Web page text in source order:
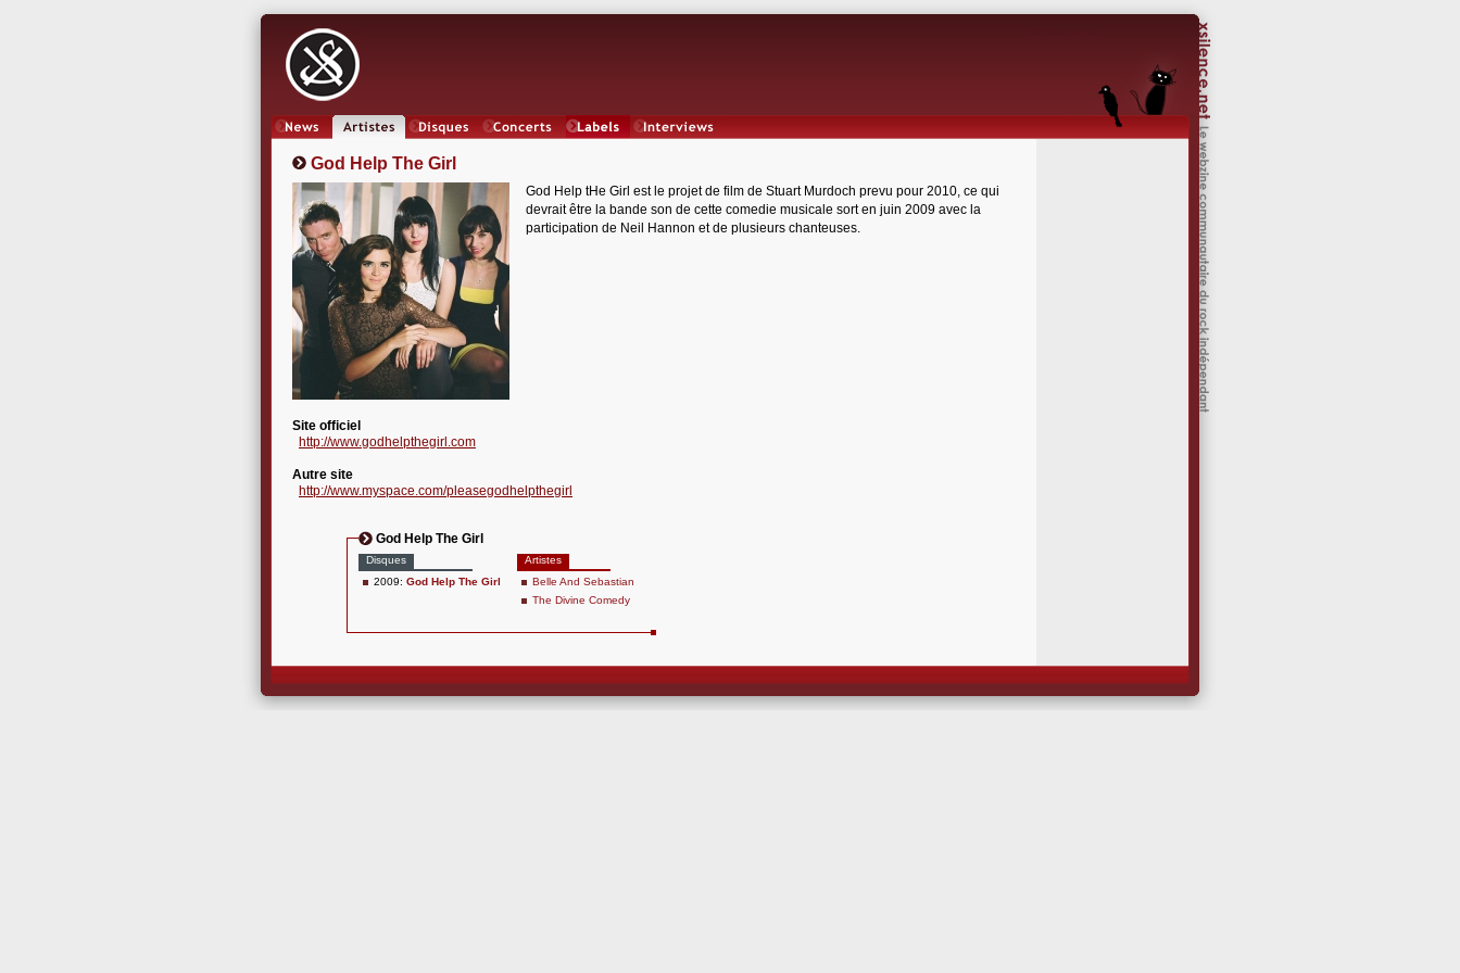
God Help The Girl
God Help tHe Girl est le projet de film de Stuart Murdoch prevu pour 2010, ce qui
devrait être la bande son de cette comedie musicale sort en juin 2009 avec la
participation de Neil Hannon et de plusieurs chanteuses.
Site officiel
http://www.godhelpthegirl.com
Autre site
http://www.myspace.com/pleasegodhelpthegirl
God Help The Girl
Disques
2009: God Help The Girl
Artistes
Belle And Sebastian
The Divine Comedy